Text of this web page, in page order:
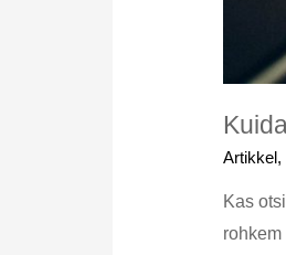
Artikkel,
Kas